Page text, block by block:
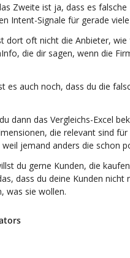
Zweite ist ja, dass es
Intent-Signale für gerade
dort oft nicht die Anbieter,
die dir sagen, wenn die
es auch noch, dass du die
dann das Vergleichs-Excel
die relevant sind
jemand anders die schon
du gerne Kunden, die
dass du deine Kunden
was sie wollen.